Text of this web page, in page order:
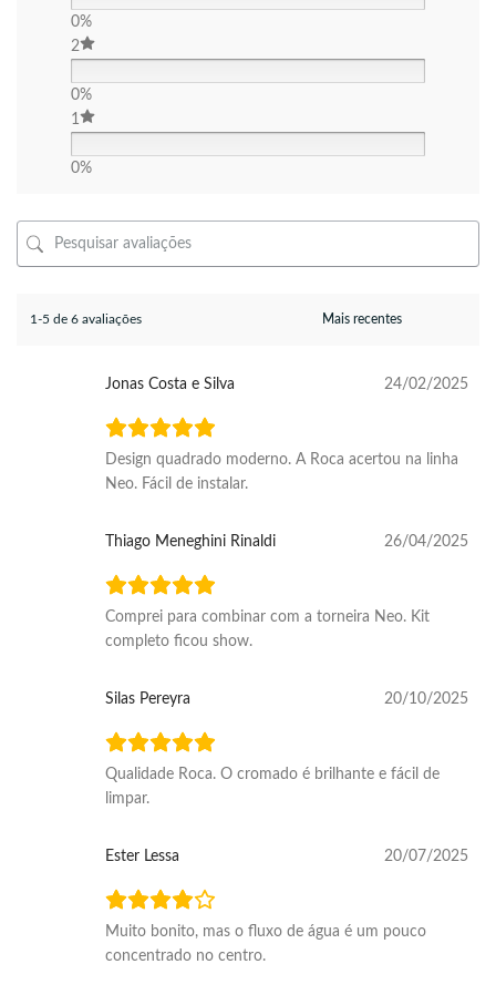
0%
2
0%
1
0%
1-5 de 6 avaliações
Jonas Costa e Silva 24/02/2025
Design quadrado moderno. A Roca acertou na linha
Neo. Fácil de instalar.
Thiago Meneghini Rinaldi 26/04/2025
Comprei para combinar com a torneira Neo. Kit
completo ficou show.
Silas Pereyra 20/10/2025
Qualidade Roca. O cromado é brilhante e fácil de
limpar.
Ester Lessa 20/07/2025
Muito bonito, mas o fluxo de água é um pouco
concentrado no centro.